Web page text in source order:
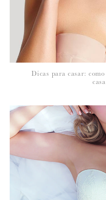
política de privacidade
Dicas para casar: